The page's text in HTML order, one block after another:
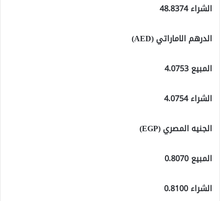
الشراء 48.8374
الدرهم الاماراتي (AED)
المبيع 4.0753
الشراء 4.0754
الجنيه المصري (EGP)
المبيع 0.8070
الشراء 0.8100